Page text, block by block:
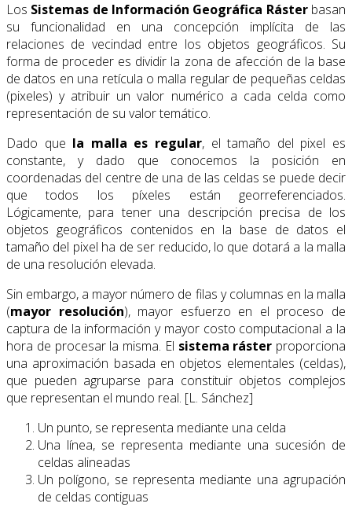
Los Sistemas de Información Geográfica Rásterbasan
su funcionalidad en una concepción implícita de las
relaciones de vecindad entre los objetos geográficos. Su
forma de proceder es dividir la zona de afección de la base
de datos en una retícula o malla regular de pequeñas celdas
(pixeles) y atribuir un valor numérico a cada celda como
representación de su valor temático.
Dado que la malla es regular, el tamaño del pixel es
constante, y dado que conocemos la posición en
coordenadas del centre de una de las celdas se puede decir
que todos los píxeles están georreferenciados.
Lógicamente, para tener una descripción precisa de los
objetos geográficos contenidos en la base de datos el
tamaño del pixel ha de ser reducido, lo que dotará a la malla
de una resolución elevada.
Sin embargo, a mayor número de filas y columnas en la malla
(mayor resolución), mayor esfuerzo en el proceso de
captura de la información y mayor costo computacional a la
hora de procesar la misma. El sistema ráster proporciona
una aproximación basada en objetos elementales (celdas),
que pueden agruparse para constituir objetos complejos
que representan el mundo real. [L. Sánchez]
Un punto, se representa mediante una celda
Una línea, se representa mediante una sucesión de
celdas alineadas
Un polígono, se representa mediante una agrupación
de celdas contiguas